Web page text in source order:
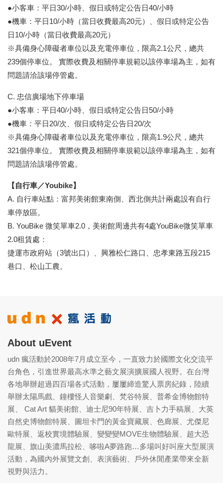
●小客車：平日30/小時、假日或特定公告日40/小時
●機車：平日10/小時（當日收費最高20元）、假日或特定公告
日10/小時（當日收費最高20元）
※具備身心障礙者車位以及充電停車位，限高2.1公尺，總共
239個停車位。 實際收費及相關停車規範以該停車場為主，如有
問題請洽該場停管處。
C. 忠信廣場地下停車場
●小客車：平日40/小時、假日或特定公告日50/小時
●機車：平日20/次、假日或特定公告日20/次
※具備身心障礙者車位以及充電停車位，限高1.9公尺，總共
321個停車位。 實際收費及相關停車規範以該停車場為主，如有
問題請洽該場停管處。
【自行車／Youbike】
A. 自行車站點：富邦美術館東南側、西北側共計兩處設有自行
車停放區。
B. YouBike 微笑單車2.0，美術館周邊共有4處YouBike微笑單車
2.0租賃處：
捷運市政府站（3號出口）、興雅松仁路口、忠孝東路五段215
巷口、松山工農。
About uEvent
udn 瘋活動於2008年7月成立至今，一直致力於國際文化交流平
台角色，引進世界最高水準之藝文展演擴展國人視野。在台灣
各地舉辦超過四百場各式活動，屢屢締造驚人票房紀錄，陸續
舉辦太陽馬戲、鐘樓怪人音樂劇、梵谷特展、普希金博物館特
展、 Cat Art 貓美術館、迪士尼90年特展、吉卜力手稿展、大英
自然史博物館特展、圖坦卡門的黃金寶藏展、色廊展、尤傑尼
歐特展、返校實境體驗展、變變變MOVE生物體驗展、超大恐
龍展、旗山美濃馬拉松、哆啦A夢路跑…多場叫好叫座大型展演
活動，為國內外展覽文創、表演藝術、戶外休閒產業帶來全新
視野與活力。